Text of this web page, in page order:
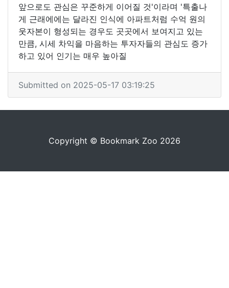
앞으로도 관심은 꾸준하게 이어질 것'이라며 '특출나
게 근래에에는 달라진 인식에 아파트처럼 수억 원의
웃자본이 형성되는 경우도 곳곳에서 보여지고 있는
만큼, 시세 차익을 마음하는 투자자들의 관심도 증가
하고 있어 인기는 매우 높아질
Submitted on 2025-05-17 03:19:25
Copyright © Bookmark Zoo 2026